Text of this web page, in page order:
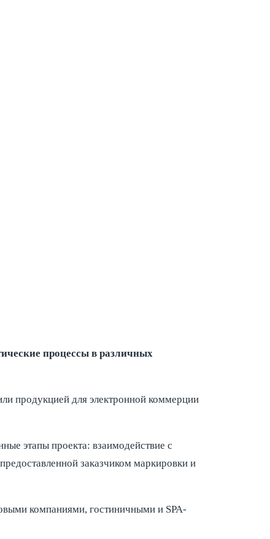
процессы в различных
продукцией для электронной коммерции
этапы проекта: взаимодействие с
заказчиком маркировки и
компаниями, гостиничными и SPA-